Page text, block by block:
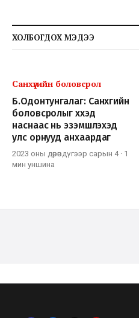
ХОЛБОГДОХ МЭДЭЭ
Санхүүгийн боловсрол
Б.Одонтунгалаг: Санхүүгийн
боловсролыг хүүхэд
наснаас нь эзэмшүүлэхэд
улс орнууд анхаардаг
2023 оны дөрөвдүгээр сарын 4· 1
мин уншина